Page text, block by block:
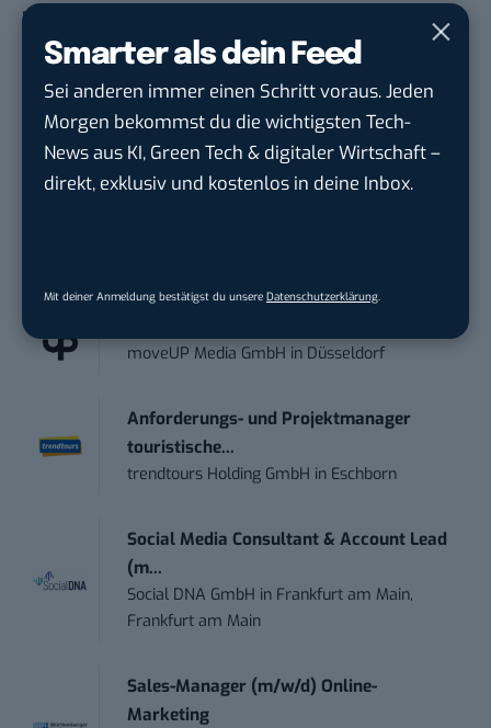
Smarter als dein Feed
Sei anderen immer einen Schritt voraus. Jeden
Morgen bekommst du die wichtigsten Tech-
News aus KI, Green Tech & digitaler Wirtschaft –
direkt, exklusiv und kostenlos in deine Inbox.
Mit deiner Anmeldung bestätigst du unsere Datenschutzerklärung.
Du möchtest nicht abgehängt werden
, wenn es um
KI, Green Tech und die Tech-Themen von Morgen
geht? Über 12.000 smarte Leser bekommen jeden
Tag UPDATE, unser Tech-Briefing mit den
wichtigsten News des Tages – und sichern sich
damit ihren Vorsprung.
Hier kannst du dich
moveUP Media GmbH in Düsseldorf
Anforderungs- und Projektmanager
touristische...
trendtours Holding GmbH in Eschborn
Social Media Consultant & Account Lead
(m...
Social DNA GmbH in Frankfurt am Main,
Frankfurt am Main
Sales-Manager (m/w/d) Online-
Marketing